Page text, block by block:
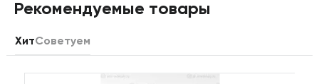
Рекомендуемые товары
ХитСоветуем